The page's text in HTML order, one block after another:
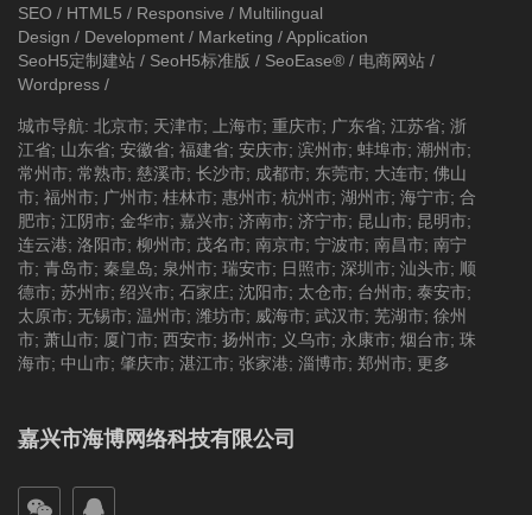
SEO / HTML5 / Responsive / Multilingual
Design / Development / Marketing / Application
SeoH5定制建站 / SeoH5标准版 / SeoEase® / 电商网站 /
Wordpress /
城市导航: 北京市; 天津市; 上海市; 重庆市; 广东省; 江苏省; 浙
江省; 山东省; 安徽省; 福建省; 安庆市; 滨州市; 蚌埠市; 潮州市;
常州市; 常熟市; 慈溪市; 长沙市; 成都市; 东莞市; 大连市; 佛山
市; 福州市; 广州市; 桂林市; 惠州市; 杭州市; 湖州市; 海宁市; 合
肥市; 江阴市; 金华市; 嘉兴市; 济南市; 济宁市; 昆山市; 昆明市;
连云港; 洛阳市; 柳州市; 茂名市; 南京市; 宁波市; 南昌市; 南宁
市; 青岛市; 秦皇岛; 泉州市; 瑞安市; 日照市; 深圳市; 汕头市; 顺
德市; 苏州市; 绍兴市; 石家庄; 沈阳市; 太仓市; 台州市; 泰安市;
太原市; 无锡市; 温州市; 潍坊市; 威海市; 武汉市; 芜湖市; 徐州
市; 萧山市; 厦门市; 西安市; 扬州市; 义乌市; 永康市; 烟台市; 珠
海市; 中山市; 肇庆市; 湛江市; 张家港; 淄博市; 郑州市; 更多
嘉兴市海博网络科技有限公司